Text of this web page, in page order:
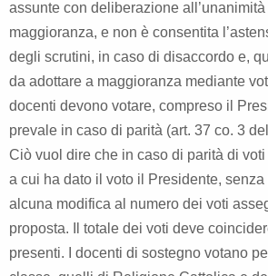
assunte con deliberazione
maggioranza, e non è consentita
degli scrutini, in caso di disaccordo e,
da adottare a maggioranza mediante
docenti devono votare, compreso il
prevale in caso di parità (art. 37 co. 3
Ciò vuol dire che in caso di parità di
a cui ha dato il voto il Presidente,
alcuna modifica al numero dei voti
proposta. Il totale dei voti deve
presenti. I docenti di sostegno votano